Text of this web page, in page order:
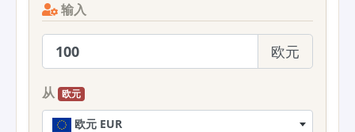
输入
欧元
从 欧元
欧元 EUR